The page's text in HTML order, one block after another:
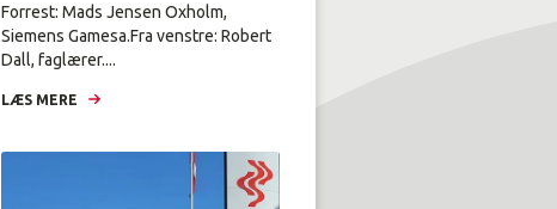
Forrest: Mads Jensen Oxholm,
Siemens Gamesa.Fra venstre: Robert
Dall, faglærer....
LÆS MERE